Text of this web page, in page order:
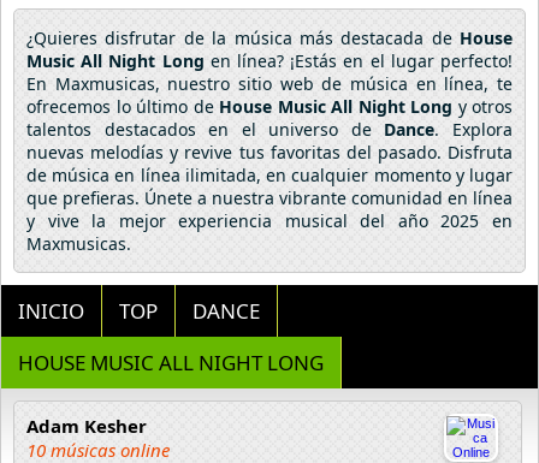
¿Quieres disfrutar de la música más destacada de House
Music All Night Long en línea? ¡Estás en el lugar perfecto!
En Maxmusicas, nuestro sitio web de música en línea, te
ofrecemos lo último de House Music All Night Long y otros
talentos destacados en el universo de Dance. Explora
nuevas melodías y revive tus favoritas del pasado. Disfruta
de música en línea ilimitada, en cualquier momento y lugar
que prefieras. Únete a nuestra vibrante comunidad en línea
y vive la mejor experiencia musical del año 2025 en
Maxmusicas.
INICIO TOP
DANCE
HOUSE MUSIC ALL NIGHT LONG
Adam Kesher
10 músicas online